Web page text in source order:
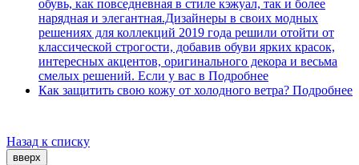
обувь, как повседневная в стиле кэжуал, так и более
нарядная и элегантная.Дизайнеры в своих модных
решениях для коллекций 2019 года решили отойти от
классической строгости, добавив обуви ярких красок,
интересных акцентов, оригинального декора и весьма
смелых решений. Если у вас в Подробнее
Как защитить свою кожу от холодного ветра? Подробнее
Назад к списку
вверх